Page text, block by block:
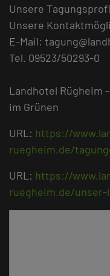
Unsere
Unsere
E-Mail:
Tel. 09523/50293-0
Landhotel Rügheim
im Grünen
URL: https://
ruegheim.de/
URL: https://
ruegheim.de/